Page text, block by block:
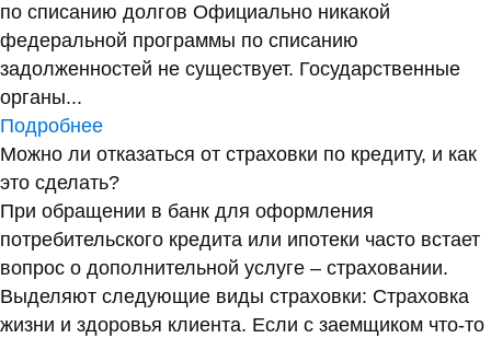
по списанию долгов Официально никакой
федеральной программы по списанию
задолженностей не существует. Государственные
органы...
Подробнее
Можно ли отказаться от страховки по кредиту, и как
это сделать?
При обращении в банк для оформления
потребительского кредита или ипотеки часто встает
вопрос о дополнительной услуге – страховании.
Выделяют следующие виды страховки: Страховка
жизни и здоровья клиента. Если с заемщиком что-то